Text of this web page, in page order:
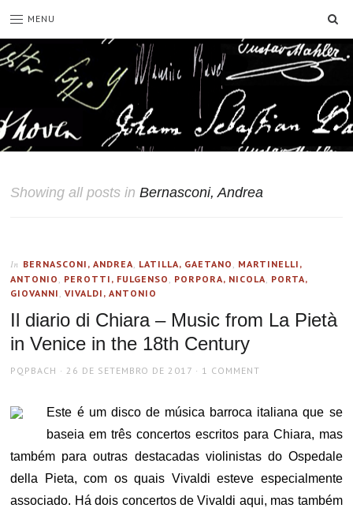
MENU
Showing all posts inBernasconi, Andrea
In BERNASCONI, ANDREA, LATILLA, GAETANO , MARTINELLI,
ANTONIO , PEROTTI, FULGENSO , PORPORA, NICOLA, PORTA,
GIOVANNI ,VIVALDI, ANTONIO
Il diario di Chiara – Music from La Pietà
in Venice in the 18th Century
AUTHOR
PQPBACH
POSTED
26 DE SETEMBRO DE 2017 1 COMMENT
Este é um disco de música barroca italiana que se
baseia em três concertos escritos para Chiara, mas
também para outras destacadas violinistas do Ospedale
della Pieta, com os quais Vivaldi esteve especialmente
associado. Há dois concertos de Vivaldi aqui, mas também